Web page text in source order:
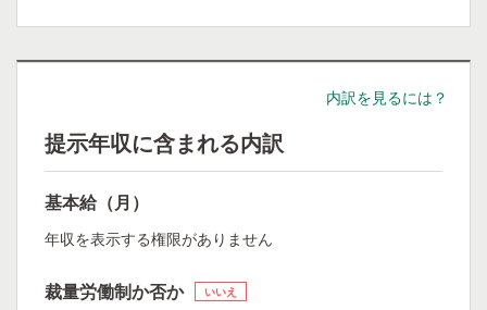
内訳を見るには？
提示年収に含まれる内訳
基本給（月）
年収を表示する権限がありません
裁量労働制か否か いいえ